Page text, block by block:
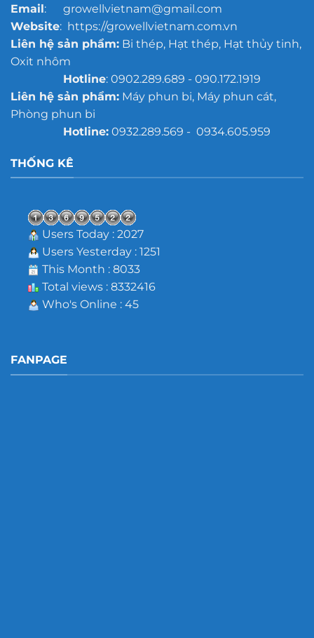
Email: growellvietnam@gmail.com
Website: https://growellvietnam.com.vn
Liên hệ sản phẩm:Bi thép, Hạt thép, Hạt thủy tinh,
Oxit nhôm
Hotline: 0902.289.689 - 090.172.1919
Liên hệ sản phẩm:Máy phun bi, Máy phun cát,
Phòng phun bi
Hotline:0932.289.569 - 0934.605.959
THỐNG KÊ
Users Today : 2027
Users Yesterday : 1251
This Month : 8033
Total views : 8332416
Who's Online : 45
FANPAGE